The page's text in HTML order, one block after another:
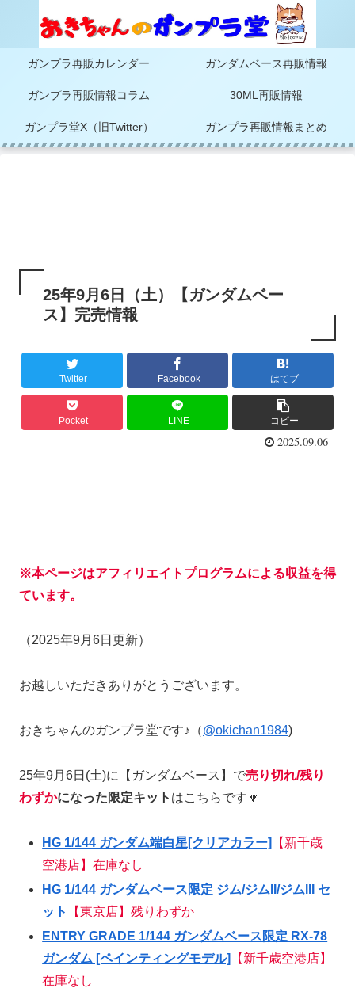
ガンプラ再販カレンダー ガンダムベース再販情報
ガンプラ再販情報コラム 30ML再販情報
ガンプラ堂X（旧Twitter） ガンプラ再販情報まとめ
25年9月6日（土）【ガンダムベー
ス】完売情報
Twitter Facebook はてブ
Pocket LINE コピー
2025.09.06
※本ページはアフィリエイトプログラムによる収益を得
ています。
（2025年9月6日更新）
お越しいただきありがとうございます。
おきちゃんのガンプラ堂です♪（@okichan1984)
25年9月6日(土)に【ガンダムベース】で売り切れ/残り
わずかになった限定キット はこちらです🔽
HG 1/144 ガンダム端白星[クリアカラー]
【新千歳
空港店】在庫なし
HG 1/144 ガンダムベース限定 ジム/ジムII/ジムIII セ
ット
【東京店】残りわずか
ENTRY GRADE 1/144 ガンダムベース限定 RX-78
ガンダム [ペインティングモデル]
【新千歳空港店】
在庫なし